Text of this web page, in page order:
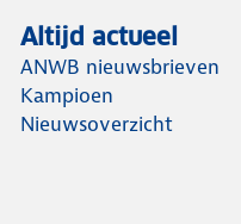
Altijd actueel
ANWB nieuwsbrieven
Kampioen
Nieuwsoverzicht